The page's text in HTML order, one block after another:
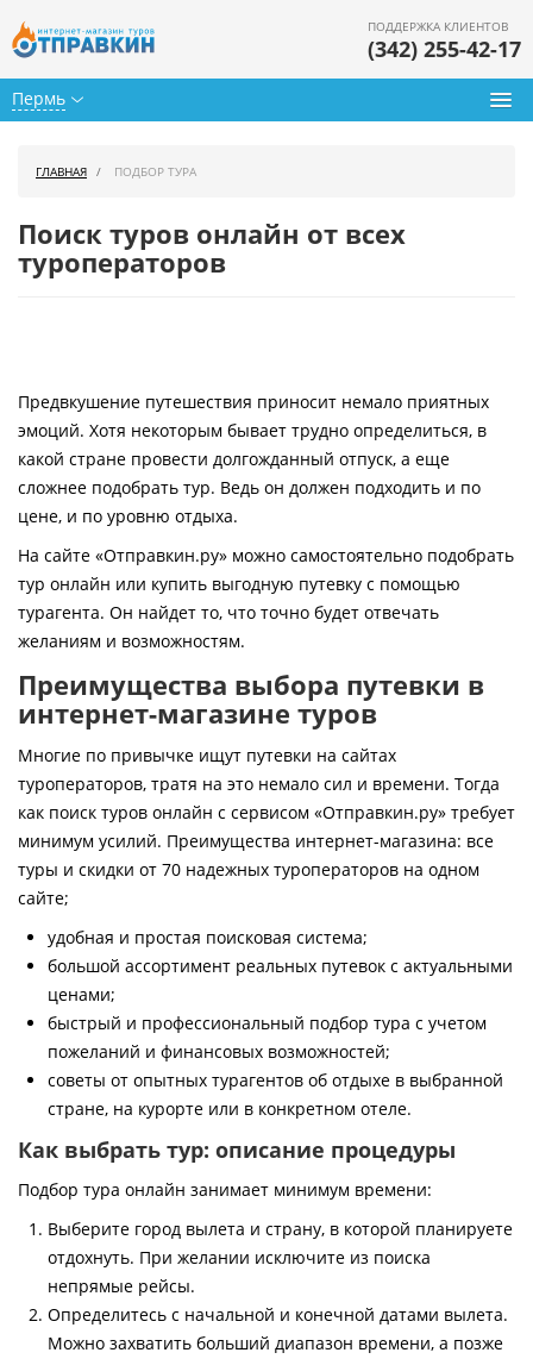
Пермь
ПОДДЕРЖКА КЛИЕНТОВ
(342) 255-42-17
Горящие туры
Страны
Как купить
Контакты
ГЛАВНАЯ ПОДБОР ТУРА
Поиск туров онлайн от всех
туроператоров
Предвкушение путешествия приносит немало приятных
эмоций. Хотя некоторым бывает трудно определиться, в
какой стране провести долгожданный отпуск, а еще
сложнее подобрать тур. Ведь он должен подходить и по
цене, и по уровню отдыха.
На сайте «Отправкин.ру» можно самостоятельно подобрать
тур онлайн или купить выгодную путевку с помощью
турагента. Он найдет то, что точно будет отвечать
желаниям и возможностям.
Преимущества выбора путевки в
интернет-магазине туров
Многие по привычке ищут путевки на сайтах
туроператоров, тратя на это немало сил и времени. Тогда
как поиск туров онлайн с сервисом «Отправкин.ру» требует
минимум усилий. Преимущества интернет-магазина: все
туры и скидки от 70 надежных туроператоров на одном
сайте;
удобная и простая поисковая система;
большой ассортимент реальных путевок с актуальными
ценами;
быстрый и профессиональный подбор тура с учетом
пожеланий и финансовых возможностей;
советы от опытных турагентов об отдыхе в выбранной
стране, на курорте или в конкретном отеле.
Как выбрать тур: описание процедуры
Подбор тура онлайн занимает минимум времени:
Выберите город вылета и страну, в которой планируете
отдохнуть. При желании исключите из поиска
непрямые рейсы.
Определитесь с начальной и конечной датами вылета.
Можно захватить больший диапазон времени, а позже